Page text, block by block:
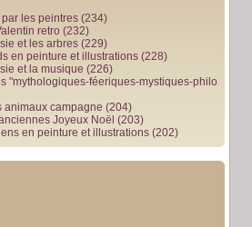
les peintres (234)
retro (232)
et les arbres (229)
en peinture et illustrations (228)
et la musique (226)
"mythologiques-féeriques-mystiques-philo
animaux campagne (204)
Joyeux Noël (203)
en peinture et illustrations (202)